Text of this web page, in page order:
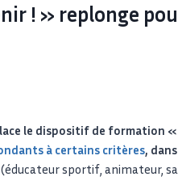
! » replonge
le dispositif de formation
à certains critères,
(éducateur sportif, animateur,